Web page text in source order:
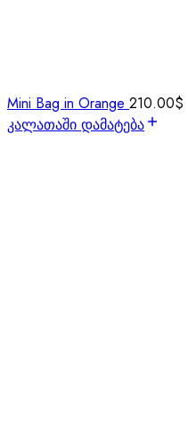
Mini Bag in Orange 210.00$
კალათაში დამატება